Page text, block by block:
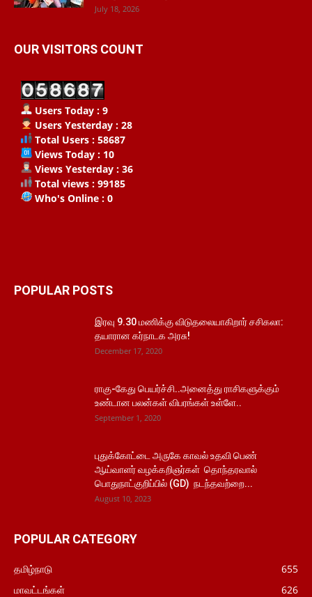
July 18, 2026
OUR VISITORS COUNT
Users Today : 9
Users Yesterday : 28
Total Users : 58687
Views Today : 10
Views Yesterday : 36
Total views : 99185
Who's Online : 0
POPULAR POSTS
இரவு 9.30 மணிக்கு விடுதலையாகிறார் சசிகலா:
தயாரான கர்நாடக அரசு!
December 17, 2020
ராகு-கேது பெயர்ச்சி..அனைத்து ராசிகளுக்கும்
உண்டான பலன்கள் விபரங்கள் உள்ளே..
September 1, 2020
புதுக்கோட்டை அருகே காவல் உதவி பெண்
ஆய்வாளர் வழக்கறிஞர்கள் தொந்தரவால்
பொதுநாட்குறிப்பில் (GD) நடந்தவற்றை...
August 10, 2023
POPULAR CATEGORY
தமிழ்நாடு
655
மாவட்டங்கள்
626